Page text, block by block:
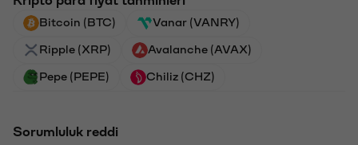
Bitcoin (BTC) Vanar (VANRY)
Ripple (XRP) Avalanche (AVAX)
Pepe (PEPE) Chiliz (CHZ)
Sorumluluk reddi